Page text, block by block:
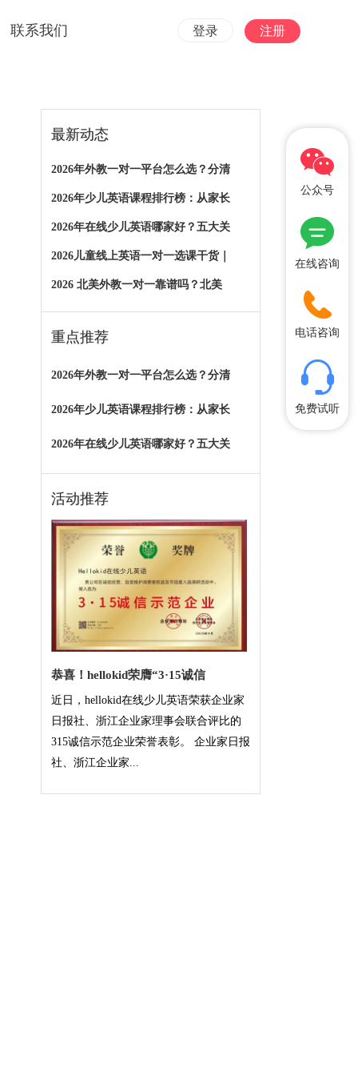
联系我们 登录 注册
最新动态
2026年外教一对一平台怎么选？分清
2026年少儿英语课程排行榜：从家长
2026年在线少儿英语哪家好？五大关
2026儿童线上英语一对一选课干货｜
2026 北美外教一对一靠谱吗？北美
重点推荐
2026年外教一对一平台怎么选？分清
2026年少儿英语课程排行榜：从家长
2026年在线少儿英语哪家好？五大关
活动推荐
恭喜！hellokid荣膺“3·15诚信
近日，hellokid在线少儿英语荣获企业家
日报社、浙江企业家理事会联合评比的
315诚信示范企业荣誉表彰。 企业家日报
社、浙江企业家...
公众号
在线咨询
电话咨询
免费试听